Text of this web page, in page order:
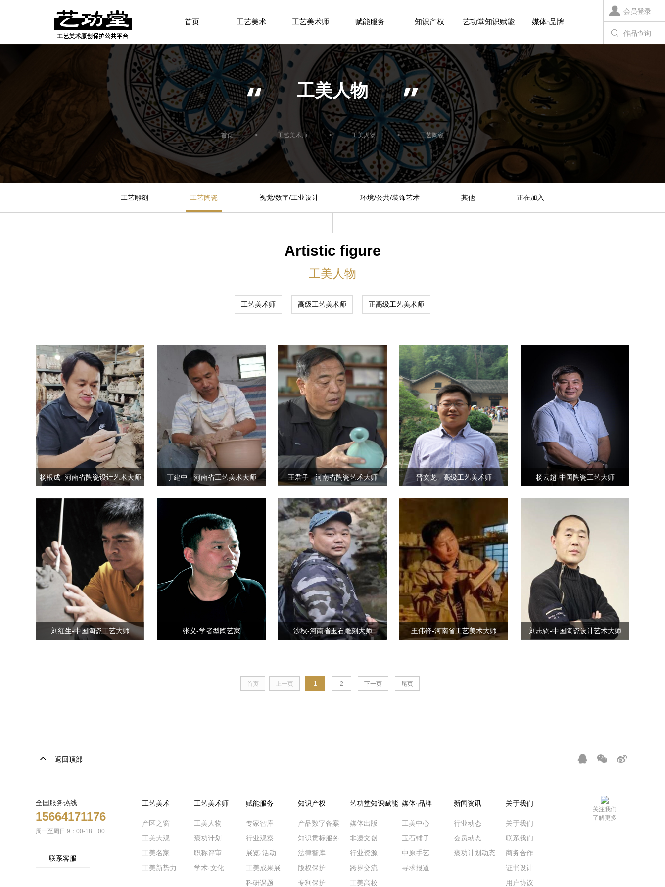
首页 工艺美术 工艺美术师 赋能服务 知识产权 艺功堂知识赋能 媒体·品牌
会员登录
作品查询
工美人物
首页 > 工艺美术师 > 工美人物 > 工艺陶瓷
工艺雕刻 工艺陶瓷 视觉/数字/工业设计 环境/公共/装饰艺术 其他 正在加入
Artistic figure
工美人物
工艺美术师 高级工艺美术师 正高级工艺美术师
杨根成- 河南省陶瓷设计艺术大师 丁建中 - 河南省工艺美术大师 王君子 - 河南省陶瓷艺术大师 晋文龙 - 高级工艺美术师 杨云超-中国陶瓷工艺大师
刘红生-中国陶瓷工艺大师 张义-学者型陶艺家 沙秋-河南省玉石雕刻大师 王伟锋-河南省工艺美术大师 刘志钧-中国陶瓷设计艺术大师
首页 上一页 1 2 下一页 尾页
返回顶部
全国服务热线
15664171176
周一至周日 9：00-18：00
联系客服
工艺美术
产区之窗
工美大观
工美名家
工美新势力
工艺美术师
工美人物
褒功计划
职称评审
学术·文化
赋能服务
专家智库
行业观察
展览·活动
工美成果展
科研课题
知识产权
产品数字备案
知识贯标服务
法律智库
版权保护
专利保护
艺功堂知识赋能
媒体出版
非遗文创
行业资源
跨界交流
工美高校
媒体·品牌
工美中心
玉石铺子
中原手艺
寻求报道
新闻资讯
行业动态
会员动态
褒功计划动态
关于我们
关于我们
联系我们
商务合作
证书设计
用户协议
关注我们
了解更多